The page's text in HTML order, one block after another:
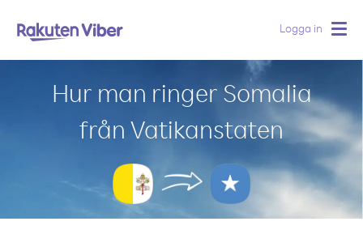
Logga in
Hur man ringer Somalia
från Vatikanstaten